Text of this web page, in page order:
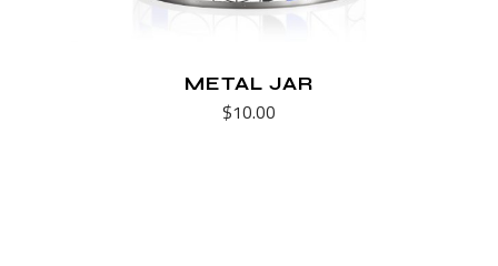
METAL JAR
$10.00